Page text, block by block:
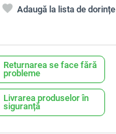
favorite Adaugă la lista de dorințe
Returnarea se face fără
probleme
Livrarea produselor în
siguranță